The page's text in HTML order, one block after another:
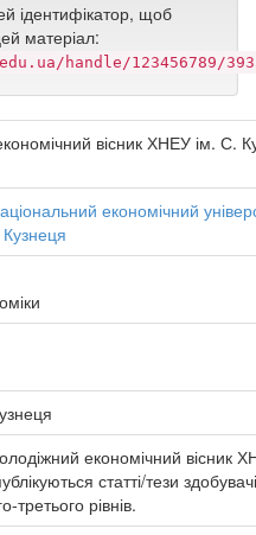
ідентифікатор, щоб
матеріал:
handle/123456789/
вісник ХНЕУ ім. С.
економічний
економічний вісник
статті/тези
третього рівнів.